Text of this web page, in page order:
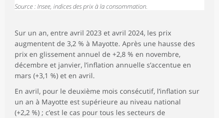
Services 3 804 104,3 107,1
ordures
1 161 104,3 107,0 107,0
Services de
santé
77 98,8 100,6 100,6
Services de
Services de
communications
577 100,1 99,3 100,4
Source : Insee, indices des prix à la consommation.
Sur un an, entre avril 2023 et avril 2024, les prix
augmentent de 3,2 % à Mayotte. Après une hausse des
prix en glissement annuel de +2,8 % en novembre,
décembre et janvier, l’inflation annuelle s’accentue en
mars (+3,1 %) et en avril.
En avril, pour le deuxième mois consécutif, l’inflation sur
un an à Mayotte est supérieure au niveau national
(+2,2 %) ; c’est le cas pour tous les secteurs de